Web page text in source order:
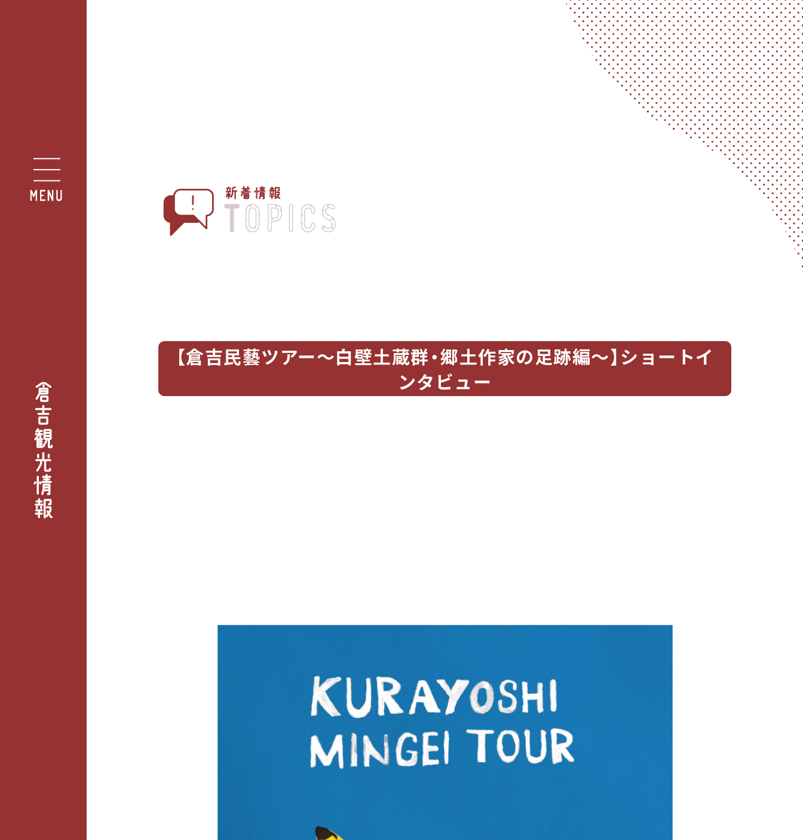
【倉吉民藝ツアー〜白壁土蔵群・郷土作家の足跡編〜】ショートイ
ンタビュー